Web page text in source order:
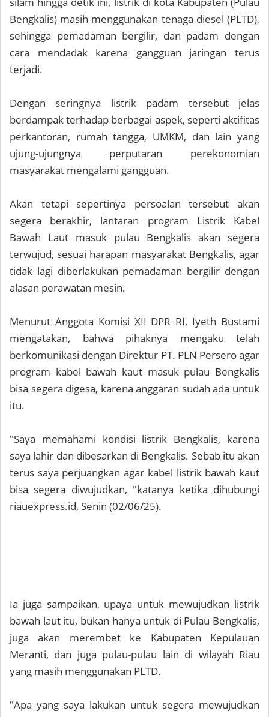
Bengkalis) masih menggunakan tenaga diesel (PLTD),
sehingga pemadaman bergilir, dan padam dengan
cara mendadak karena gangguan jaringan terus
terjadi.
Dengan seringnya listrik padam tersebut jelas
berdampak terhadap berbagai aspek, seperti aktifitas
perkantoran, rumah tangga, UMKM, dan lain yang
ujung-ujungnya perputaran perekonomian
masyarakat mengalami gangguan.
Akan tetapi sepertinya persoalan tersebut akan
segera berakhir, lantaran program Listrik Kabel
Bawah Laut masuk pulau Bengkalis akan segera
terwujud, sesuai harapan masyarakat Bengkalis, agar
tidak lagi diberlakukan pemadaman bergilir dengan
alasan perawatan mesin.
Menurut Anggota Komisi XII DPR RI, Iyeth Bustami
mengatakan, bahwa pihaknya mengaku telah
berkomunikasi dengan Direktur PT. PLN Persero agar
program kabel bawah kaut masuk pulau Bengkalis
bisa segera digesa, karena anggaran sudah ada untuk
itu.
"Saya memahami kondisi listrik Bengkalis, karena
saya lahir dan dibesarkan di Bengkalis. Sebab itu akan
terus saya perjuangkan agar kabel listrik bawah kaut
bisa segera diwujudkan, "katanya ketika dihubungi
riauexpress.id, Senin (02/06/25).
Ia juga sampaikan, upaya untuk mewujudkan listrik
bawah laut itu, bukan hanya untuk di Pulau Bengkalis,
juga akan merembet ke Kabupaten Kepulauan
Meranti, dan juga pulau-pulau lain di wilayah Riau
yang masih menggunakan PLTD.
"Apa yang saya lakukan untuk segera mewujudkan